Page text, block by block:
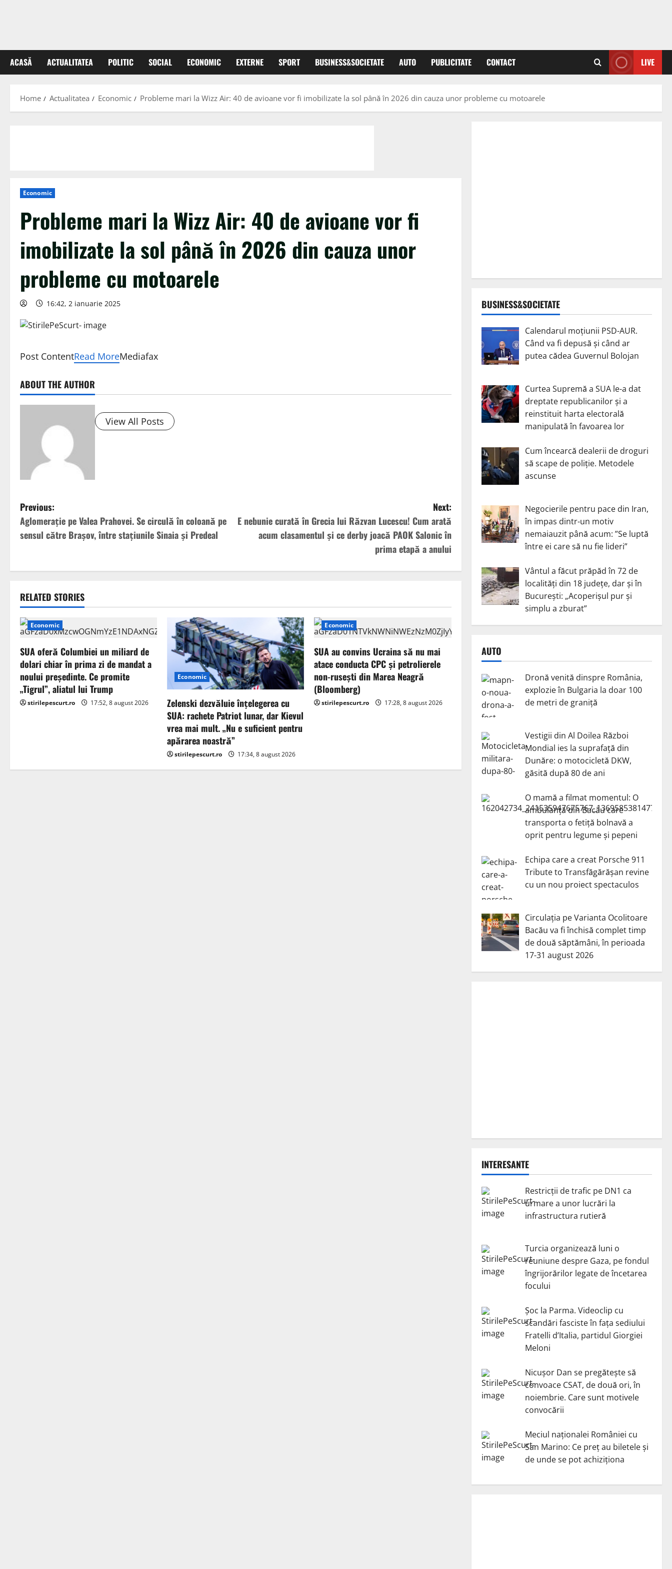
ACASĂ ACTUALITATEA POLITIC SOCIAL ECONOMIC EXTERNE SPORT BUSINESS&SOCIETATE AUTO PUBLICITATE CONTACT LIVE
Home Actualitatea Economic Probleme mari la Wizz Air: 40 de avioane vor fi imobilizate la sol până în 2026 din cauza unor probleme cu motoarele
Economic
Probleme mari la Wizz Air: 40 de avioane vor fi
imobilizate la sol până în 2026 din cauza unor
probleme cu motoarele
16:42, 2 ianuarie 2025
Post ContentRead MoreMediafax
ABOUT THE AUTHOR
View All Posts
P
o
t
n
a
v
i
g
a
Previous:
Aglomeraţie pe Valea Prahovei. Se circulă în coloană pe
sensul către Braşov, între staţiunile Sinaia şi Predeal
Next:
E nebunie curată în Grecia lui Răzvan Lucescu! Cum arată
acum clasamentul și ce derby joacă PAOK Salonic în
prima etapă a anului
RELATED STORIES
Economic
SUA oferă Columbiei un miliard de
dolari chiar în prima zi de mandat a
noului președinte. Ce promite
„Tigrul”, aliatul lui Trump
stirilepescurt.ro 17:52, 8 august 2026
Economic
Zelenski dezvăluie înțelegerea cu
SUA: rachete Patriot lunar, dar Kievul
vrea mai mult. „Nu e suficient pentru
apărarea noastră”
stirilepescurt.ro 17:34, 8 august 2026
Economic
SUA au convins Ucraina să nu mai
atace conducta CPC şi petrolierele
non-ruseşti din Marea Neagră
(Bloomberg)
stirilepescurt.ro 17:28, 8 august 2026
BUSINESS&SOCIETATE
Calendarul moțiunii PSD-AUR.
Când va fi depusă și când ar
putea cădea Guvernul Bolojan
Curtea Supremă a SUA le-a dat
dreptate republicanilor și a
reinstituit harta electorală
manipulată în favoarea lor
Cum încearcă dealerii de droguri
să scape de poliție. Metodele
ascunse
Negocierile pentru pace din Iran,
în impas dintr-un motiv
nemaiauzit până acum: ”Se luptă
între ei care să nu fie lideri”
Vântul a făcut prăpăd în 72 de
localități din 18 județe, dar și în
București: „Acoperișul pur și
simplu a zburat”
AUTO
Dronă venită dinspre România,
explozie în Bulgaria la doar 100
de metri de graniță
Vestigii din Al Doilea Război
Mondial ies la suprafață din
Dunăre: o motocicletă DKW,
găsită după 80 de ani
O mamă a filmat momentul: O
ambulanță din Bacău care
transporta o fetiță bolnavă a
oprit pentru legume și pepeni
Echipa care a creat Porsche 911
Tribute to Transfăgărășan revine
cu un nou proiect spectaculos
Circulația pe Varianta Ocolitoare
Bacău va fi închisă complet timp
de două săptămâni, în perioada
17-31 august 2026
INTERESANTE
Restricții de trafic pe DN1 ca
urmare a unor lucrări la
infrastructura rutieră
Turcia organizează luni o
reuniune despre Gaza, pe fondul
îngrijorărilor legate de încetarea
focului
Șoc la Parma. Videoclip cu
scandări fasciste în fața sediului
Fratelli d’Italia, partidul Giorgiei
Meloni
Nicuşor Dan se pregăteşte să
convoace CSAT, de două ori, în
noiembrie. Care sunt motivele
convocării
Meciul naționalei României cu
San Marino: Ce preț au biletele și
de unde se pot achiziționa